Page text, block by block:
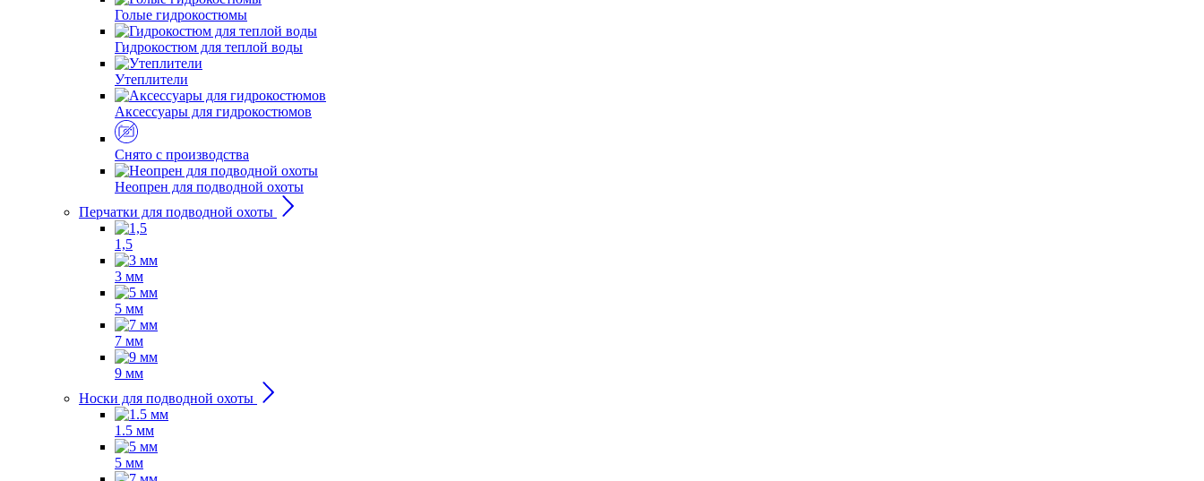
Голые гидрокостюмы
Гидрокостюм для теплой воды
Утеплители
Аксессуары для гидрокостюмов
Снято с производства
Неопрен для подводной охоты
Перчатки для подводной охоты
1,5
3 мм
5 мм
7 мм
9 мм
Носки для подводной охоты
1.5 мм
5 мм